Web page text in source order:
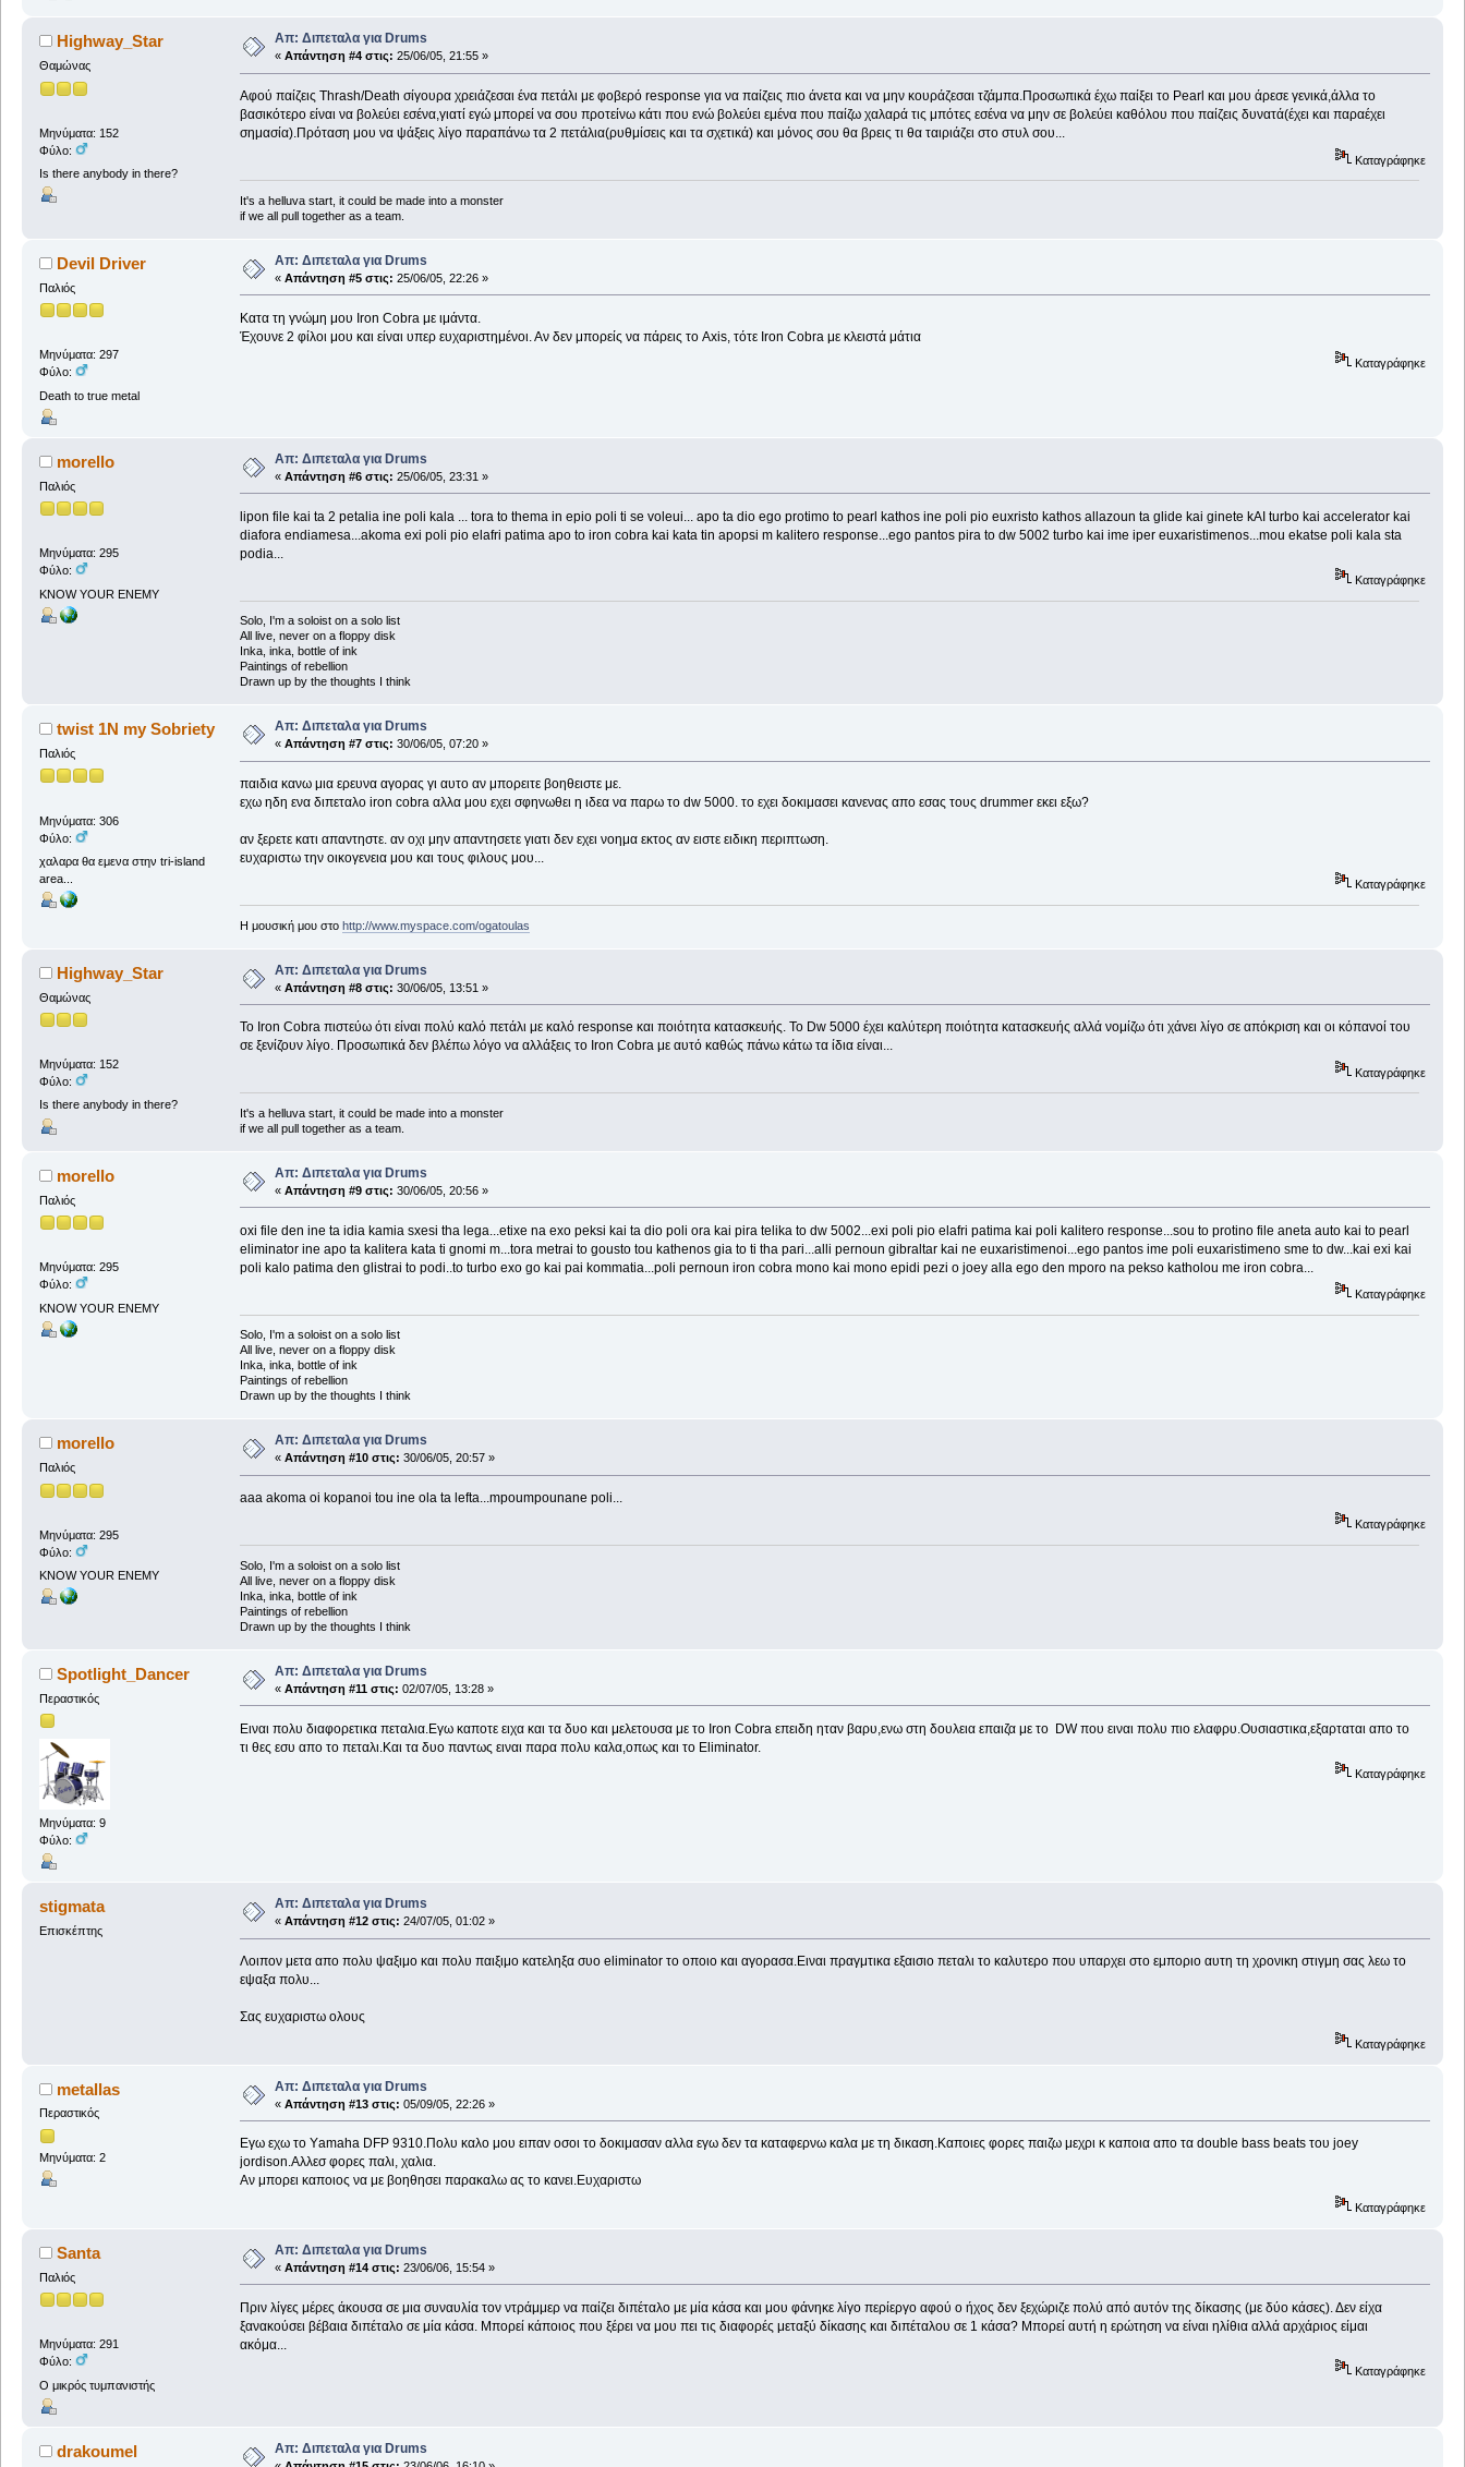
Highway_Star
Θαμώνας
Μηνύματα: 152
Φύλο:
Is there anybody in there?
Απ: Διπεταλα για Drums
« Απάντηση #4 στις: 25/06/05, 21:55 »
Αφού παίζεις Thrash/Death σίγουρα χρειάζεσαι ένα πετάλι με φοβερό response για να παίζεις πιο άνετα και να μην κουράζεσαι τζάμπα.Προσωπικά έχω παίξει το Pearl και μου άρεσε γενικά,άλλα το
βασικότερο είναι να βολεύει εσένα,γιατί εγώ μπορεί να σου προτείνω κάτι που ενώ βολεύει εμένα που παίζω χαλαρά τις μπότες εσένα να μην σε βολεύει καθόλου που παίζεις δυνατά(έχει και παραέχει
σημασία).Πρόταση μου να ψάξεις λίγο παραπάνω τα 2 πετάλια(ρυθμίσεις και τα σχετικά) και μόνος σου θα βρεις τι θα ταιριάζει στο στυλ σου...
Καταγράφηκε
It's a helluva start, it could be made into a monster
if we all pull together as a team.
Devil Driver
Παλιός
Μηνύματα: 297
Φύλο:
Death to true metal
Απ: Διπεταλα για Drums
« Απάντηση #5 στις: 25/06/05, 22:26 »
Kατα τη γνώμη μου Iron Cobra με ιμάντα.
Έχουνε 2 φίλοι μου και είναι υπερ ευχαριστημένοι. Αν δεν μπορείς να πάρεις το Axis, τότε Iron Cobra με κλειστά μάτια
Καταγράφηκε
morello
Παλιός
Μηνύματα: 295
Φύλο:
KNOW YOUR ENEMY
Απ: Διπεταλα για Drums
« Απάντηση #6 στις: 25/06/05, 23:31 »
lipon file kai ta 2 petalia ine poli kala ... tora to thema in epio poli ti se voleui... apo ta dio ego protimo to pearl kathos ine poli pio euxristo kathos allazoun ta glide kai ginete kAI turbo kai accelerator kai
diafora endiamesa...akoma exi poli pio elafri patima apo to iron cobra kai kata tin apopsi m kalitero response...ego pantos pira to dw 5002 turbo kai ime iper euxaristimenos...mou ekatse poli kala sta
podia...
Καταγράφηκε
Solo, I'm a soloist on a solo list
All live, never on a floppy disk
Inka, inka, bottle of ink
Paintings of rebellion
Drawn up by the thoughts I think
twist 1N my Sobriety
Παλιός
Μηνύματα: 306
Φύλο:
χαλαρα θα εμενα στην tri-island
area...
Απ: Διπεταλα για Drums
« Απάντηση #7 στις: 30/06/05, 07:20 »
παιδια κανω μια ερευνα αγορας γι αυτο αν μπορειτε βοηθειστε με.
εχω ηδη ενα διπεταλο iron cobra αλλα μου εχει σφηνωθει η ιδεα να παρω το dw 5000. το εχει δοκιμασει κανενας απο εσας τους drummer εκει εξω?
αν ξερετε κατι απαντηστε. αν οχι μην απαντησετε γιατι δεν εχει νοημα εκτος αν ειστε ειδικη περιπτωση.
ευχαριστω την οικογενεια μου και τους φιλους μου...
Καταγράφηκε
Η μουσική μου στο http://www.myspace.com/ogatoulas
Highway_Star
Θαμώνας
Μηνύματα: 152
Φύλο:
Is there anybody in there?
Απ: Διπεταλα για Drums
« Απάντηση #8 στις: 30/06/05, 13:51 »
Το Iron Cobra πιστεύω ότι είναι πολύ καλό πετάλι με καλό response και ποιότητα κατασκευής. Το Dw 5000 έχει καλύτερη ποιότητα κατασκευής αλλά νομίζω ότι χάνει λίγο σε απόκριση και οι κόπανοί του
σε ξενίζουν λίγο. Προσωπικά δεν βλέπω λόγο να αλλάξεις το Iron Cobra με αυτό καθώς πάνω κάτω τα ίδια είναι...
Καταγράφηκε
It's a helluva start, it could be made into a monster
if we all pull together as a team.
morello
Παλιός
Μηνύματα: 295
Φύλο:
KNOW YOUR ENEMY
Απ: Διπεταλα για Drums
« Απάντηση #9 στις: 30/06/05, 20:56 »
oxi file den ine ta idia kamia sxesi tha lega...etixe na exo peksi kai ta dio poli ora kai pira telika to dw 5002...exi poli pio elafri patima kai poli kalitero response...sou to protino file aneta auto kai to pearl
eliminator ine apo ta kalitera kata ti gnomi m...tora metrai to gousto tou kathenos gia to ti tha pari...alli pernoun gibraltar kai ne euxaristimenoi...ego pantos ime poli euxaristimeno sme to dw...kai exi kai
poli kalo patima den glistrai to podi..to turbo exo go kai pai kommatia...poli pernoun iron cobra mono kai mono epidi pezi o joey alla ego den mporo na pekso katholou me iron cobra...
Καταγράφηκε
Solo, I'm a soloist on a solo list
All live, never on a floppy disk
Inka, inka, bottle of ink
Paintings of rebellion
Drawn up by the thoughts I think
morello
Παλιός
Μηνύματα: 295
Φύλο:
KNOW YOUR ENEMY
Απ: Διπεταλα για Drums
« Απάντηση #10 στις: 30/06/05, 20:57 »
aaa akoma oi kopanoi tou ine ola ta lefta...mpoumpounane poli...
Καταγράφηκε
Solo, I'm a soloist on a solo list
All live, never on a floppy disk
Inka, inka, bottle of ink
Paintings of rebellion
Drawn up by the thoughts I think
Spotlight_Dancer
Περαστικός
Μηνύματα: 9
Φύλο:
Απ: Διπεταλα για Drums
« Απάντηση #11 στις: 02/07/05, 13:28 »
Ειναι πολυ διαφορετικα πεταλια.Εγω καποτε ειχα και τα δυο και μελετουσα με το Iron Cobra επειδη ηταν βαρυ,ενω στη δουλεια επαιζα με το DW που ειναι πολυ πιο ελαφρυ.Ουσιαστικα,εξαρταται απο το
τι θες εσυ απο το πεταλι.Και τα δυο παντως ειναι παρα πολυ καλα,οπως και το Eliminator.
Καταγράφηκε
stigmata
Επισκέπτης
Απ: Διπεταλα για Drums
« Απάντηση #12 στις: 24/07/05, 01:02 »
Λοιπον μετα απο πολυ ψαξιμο και πολυ παιξιμο κατεληξα συο eliminator το οποιο και αγορασα.Ειναι πραγμτικα εξαισιο πεταλι το καλυτερο που υπαρχει στο εμποριο αυτη τη χρονικη στιγμη σας λεω το
εψαξα πολυ...
Σας ευχαριστω ολους
Καταγράφηκε
metallas
Περαστικός
Μηνύματα: 2
Απ: Διπεταλα για Drums
« Απάντηση #13 στις: 05/09/05, 22:26 »
Eγω εχω το Υamaha DFP 9310.Πολυ καλο μου ειπαν οσοι το δοκιμασαν αλλα εγω δεν τα καταφερνω καλα με τη δικαση.Καποιες φορες παιζω μεχρι κ καποια απο τα double bass beats του joey
jordison.Αλλεσ φορες παλι, χαλια.
Αν μπορει καποιος να με βοηθησει παρακαλω ας το κανει.Ευχαριστω
Καταγράφηκε
Santa
Παλιός
Μηνύματα: 291
Φύλο:
Ο μικρός τυμπανιστής
Απ: Διπεταλα για Drums
« Απάντηση #14 στις: 23/06/06, 15:54 »
Πριν λίγες μέρες άκουσα σε μια συναυλία τον ντράμμερ να παίζει διπέταλο με μία κάσα και μου φάνηκε λίγο περίεργο αφού ο ήχος δεν ξεχώριζε πολύ από αυτόν της δίκασης (με δύο κάσες). Δεν είχα
ξανακούσει βέβαια διπέταλο σε μία κάσα. Μπορεί κάποιος που ξέρει να μου πει τις διαφορές μεταξύ δίκασης και διπέταλου σε 1 κάσα? Μπορεί αυτή η ερώτηση να είναι ηλίθια αλλά αρχάριος είμαι
ακόμα...
Καταγράφηκε
drakoumel Απ: Διπεταλα για Drums